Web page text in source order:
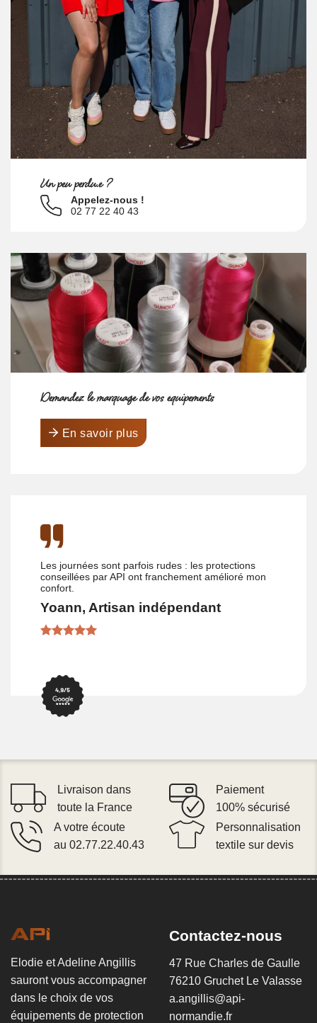
Un peu perdu.e ?
Appelez-nous !
02 77 22 40 43
Demandez le marquage de vos équipements
En savoir plus
Les journées sont parfois rudes : les protections
conseillées par API ont franchement amélioré mon
confort.
Yoann, Artisan indépendant
Livraison dans
toute la France
Paiement
100% sécurisé
A votre écoute
au 02.77.22.40.43
Personnalisation
textile sur devis
Elodie et Adeline Angillis
sauront vous accompagner
dans le choix de vos
équipements de protection
Contactez-nous
47 Rue Charles de Gaulle
76210 Gruchet Le Valasse
a.angillis@api-
normandie.fr